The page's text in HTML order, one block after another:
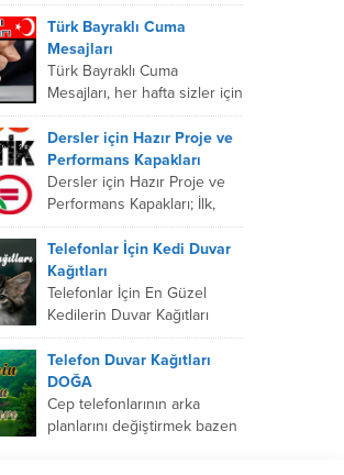
geldiğince her hafta “Yeni
Resimli Cuma Mesajları”
yaparak pratikbilgievi.net
sitesinde paylaşmaya
çalışıyoruz. Aşağıda...
Türk Bayraklı Cuma
Mesajları
Türk Bayraklı Cuma
Mesajları, her hafta sizler için
yaptığımız yeni “Resimli
Cuma Mesajları”na bu hafta
TÜRK BAYRAK temalı
resimler üzerine...
Dersler için Hazır Proje ve
Performans Kapakları
Dersler için Hazır Proje ve
Performans Kapakları; İlk,
Orta ve Lise Öğrencileri için
performans veya proje
ödevlerinde kullanmaları için
bir...
Telefonlar İçin Kedi Duvar
Kağıtları
Telefonlar İçin En Güzel
Kedilerin Duvar Kağıtları
Telefonlar İçin Kedi Duvar
Kağıtları, telefonların olmazsa
olmazı birincisi cep telefonu
zil sesleri...
Telefon Duvar Kağıtları
DOĞA
Cep telefonlarının arka
planlarını değiştirmek bazen